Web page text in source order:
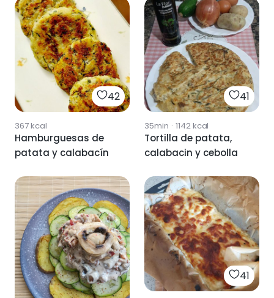
42
367kcal
Hamburguesas de
patata y calabacín
41
35min · 1142kcal
Tortilla de patata,
calabacin y cebolla
41